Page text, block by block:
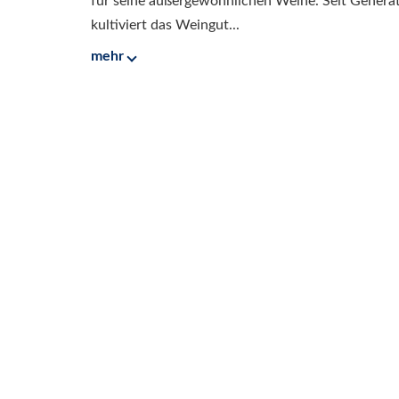
kultiviert das Weingut...
mehr